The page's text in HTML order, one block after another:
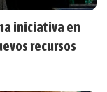
iniciativa en
recursos